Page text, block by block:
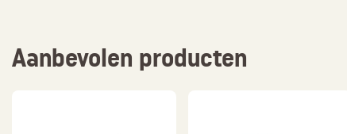
Aanbevolen producten